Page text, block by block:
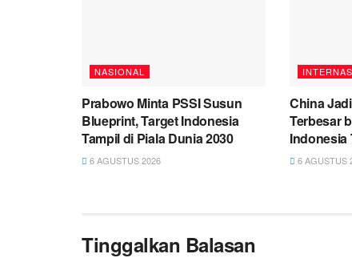
NASIONAL
Prabowo Minta PSSI Susun
Blueprint, Target Indonesia
Tampil di Piala Dunia 2030
6 AGUSTUS 2026
China
Terbesar
Indonesia
6 AGUSTUS
Tinggalkan Balasan